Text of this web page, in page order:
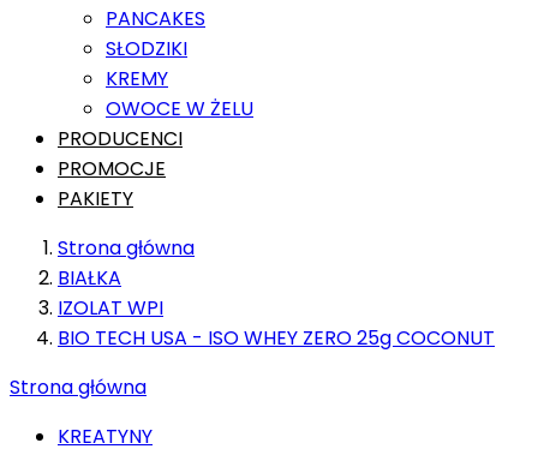
PANCAKES
SŁODZIKI
KREMY
OWOCE W ŻELU
PRODUCENCI
PROMOCJE
PAKIETY
Strona główna
BIAŁKA
IZOLAT WPI
BIO TECH USA - ISO WHEY ZERO 25g COCONUT
Strona główna
KREATYNY